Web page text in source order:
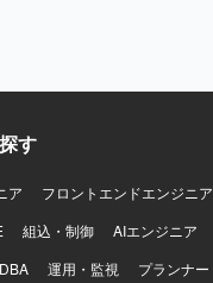
す
ア フロントエンドエンジニア
組込・制御 AIエンジニア
DBA 運用・監視 プランナー